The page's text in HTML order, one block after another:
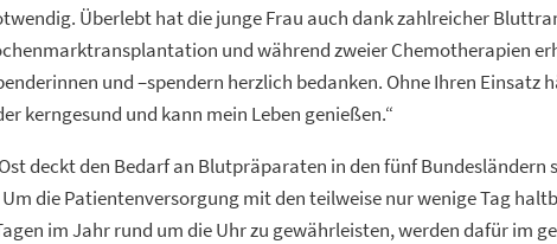
Überlebt hat die junge Frau auch dank zahlreicher
und während zweier Chemotherapien
und –spendern herzlich bedanken. Ohne Ihren Einsatz
kerngesund und kann mein Leben genießen.“
deckt den Bedarf an Blutpräparaten in den fünf Bundesländern
die Patientenversorgung mit den teilweise nur wenige Tag
im Jahr rund um die Uhr zu gewährleisten, werden dafür im